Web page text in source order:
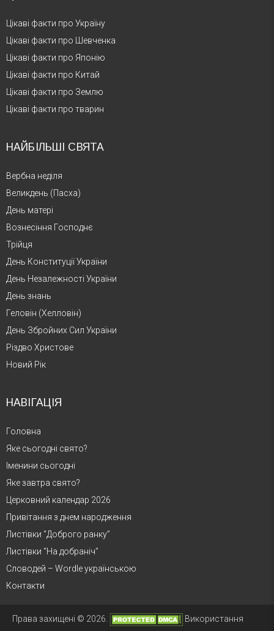
Цікаві факти про Україну
Цікаві факти про Шевченка
Цікаві факти про Японію
Цікаві факти про Китай
Цікаві факти про Землю
Цікаві факти про тварин
НАЙБІЛЬШІ СВЯТА
Вербна неділя
Великдень (Пасха)
День матері
Вознесіння Господнє
Трійця
День Конституції України
День Незалежності України
День знань
Геловін (Хелловін)
День Збройних Сил України
Різдво Христове
Новий Рік
НАВІГАЦІЯ
Головна
Яке сьогодні свято?
Іменини сьогодні
Яке завтра свято?
Церковний календар 2026
Привітання з днем народження
Листівки “Доброго ранку”
Листівки “На добраніч”
Словодей – Wordle українською
Контакти
Права захищені © 2026.
Використання